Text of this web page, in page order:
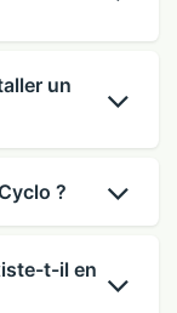
un
?
t-il en